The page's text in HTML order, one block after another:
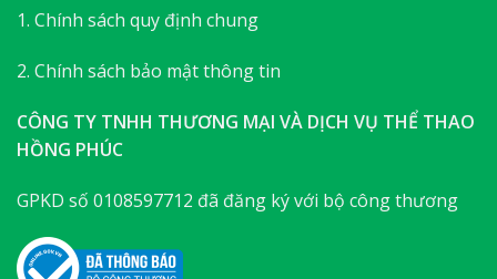
1. Chính sách quy định chung
2. Chính sách bảo mật thông tin
CÔNG TY TNHH THƯƠNG MẠI VÀ DỊCH VỤ THỂ THAO
HỒNG PHÚC
GPKD số 0108597712 đã đăng ký với bộ công thương